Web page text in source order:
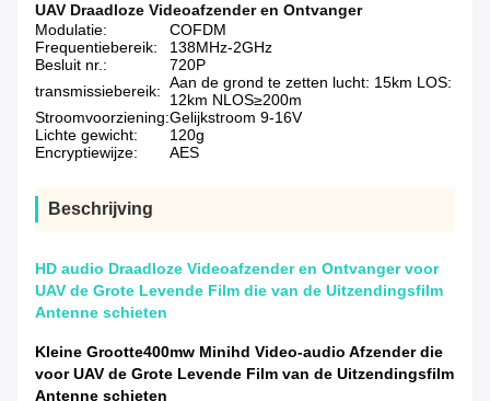
UAV Draadloze Videoafzender en Ontvanger
Modulatie:
COFDM
Frequentiebereik:
138MHz-2GHz
Besluit nr.:
720P
transmissiebereik: Aan de grond te zetten lucht: 15km LOS:
12km NLOS≥200m
Stroomvoorziening:Gelijkstroom 9-16V
Lichte gewicht:
120g
Encryptiewijze:
AES
Beschrijving
HD audio Draadloze Videoafzender en Ontvanger voor
UAV de Grote Levende Film die van de Uitzendingsfilm
Antenne schieten
Kleine Grootte400mw Minihd Video-audio Afzender die
voor UAV de Grote Levende Film van de Uitzendingsfilm
Antenne schieten